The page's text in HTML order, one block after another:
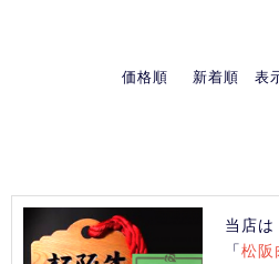
価格順 新着順 表
当店は
「松阪